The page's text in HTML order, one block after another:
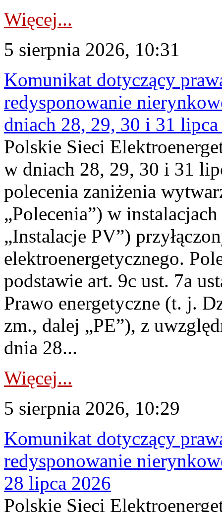
Więcej...
5 sierpnia 2026, 10:31
Komunikat dotyczący
redysponowanie
dniach 28, 29, 30 i 31
Polskie Sieci
w dniach 28, 29, 30 i 31
polecenia zaniżenia
„Polecenia”) w
„Instalacje PV”)
elektroenergetycznego.
podstawie art. 9c ust. 7a
Prawo energetyczne (t. j.
zm., dalej „PE”), z
dnia 28...
Więcej...
5 sierpnia 2026, 10:29
Komunikat dotyczący
redysponowanie
28 lipca 2026
Polskie Sieci